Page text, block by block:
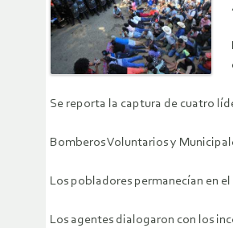
Se reporta la captura de cuatro
Bomberos Voluntarios y
Los pobladores permanecían en
Los agentes dialogaron con los